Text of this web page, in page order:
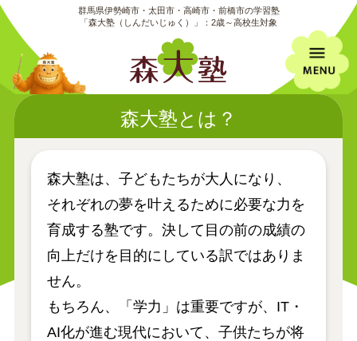
群馬県伊勢崎市・太田市・高崎市・前橋市の学習塾
「森大塾（しんだいじゅく）」：2歳～高校生対象
森大塾とは？
森大塾は、子どもたちが大人になり、
それぞれの夢を叶えるために必要な力を
育成する塾です。決して目の前の成績の
向上だけを目的にしている訳ではありま
せん。
もちろん、「学力」は重要ですが、IT・
AI化が進む現代において、子供たちが将